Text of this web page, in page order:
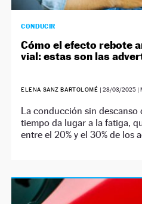
CONDUCIR
Cómo el efecto rebote
vial: estas son las
ELENA SANZ BARTOLOMÉ | 28/03/2025|
La conducción sin descanso
tiempo da lugar a la fatiga,
entre el 20% y el 30% de los